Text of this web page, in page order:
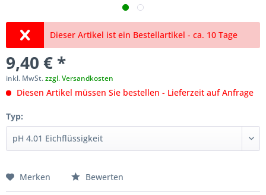
Dieser Artikel ist ein Bestellartikel - ca. 10 Tage
9,40 € *
inkl. MwSt.zzgl. Versandkosten
Diesen Artikel müssen Sie bestellen - Lieferzeit auf Anfrage
Typ:
Merken Bewerten